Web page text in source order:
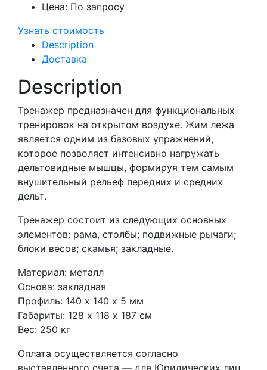
Цена: По запросу
Узнать стоимость
Description
Доставка
Description
Тренажер предназначен для функциональных
тренировок на открытом воздухе. Жим лежа
является одним из базовых упражнений,
которое позволяет интенсивно нагружать
дельтовидные мышцы, формируя тем самым
внушительный рельеф передних и средних
дельт.
Тренажер состоит из следующих основных
элементов: рама, столбы; подвижные рычаги;
блоки весов; скамья; закладные.
Материал: металл
Основа: закладная
Профиль: 140 х 140 х 5 мм
Габариты: 128 х 118 х 187 см
Вес: 250 кг
Оплата осуществляется согласно
выставленного счета — для Юридических лиц.